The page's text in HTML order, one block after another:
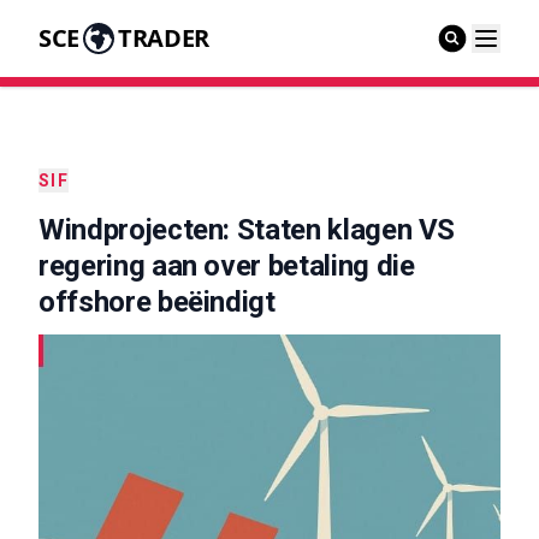
SCE TRADER
SIF
Windprojecten: Staten klagen VS
regering aan over betaling die
offshore beëindigt